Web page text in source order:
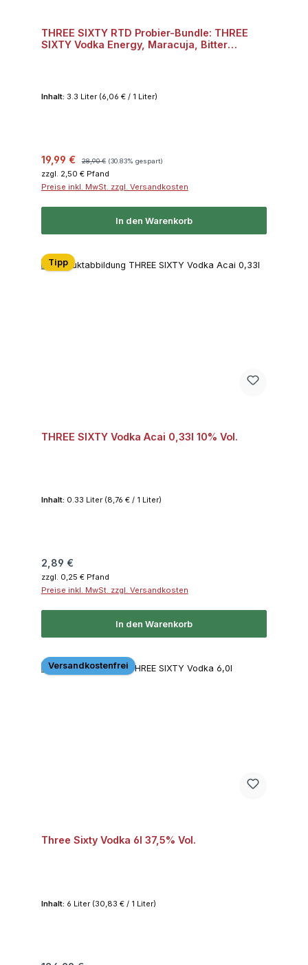
THREE SIXTY RTD Probier-Bundle: THREE
SIXTY Vodka Energy, Maracuja, Bitter
Inhalt: 3.3 Liter (6,06 € / 1 Liter)
Verkaufspreis:
19,99 € 28,90 € (30.83% gespart)
zzgl. 2,50 € Pfand
Preise inkl. MwSt. zzgl. Versandkosten
In den Warenkorb
Tipp
THREE SIXTY Vodka Acai 0,33l 10% Vol.
Inhalt: 0.33 Liter (8,76 € / 1 Liter)
Regulärer Preis:
2,89 €
zzgl. 0,25 € Pfand
Preise inkl. MwSt. zzgl. Versandkosten
In den Warenkorb
Versandkostenfrei
Three Sixty Vodka 6l 37,5% Vol.
Inhalt: 6 Liter (30,83 € / 1 Liter)